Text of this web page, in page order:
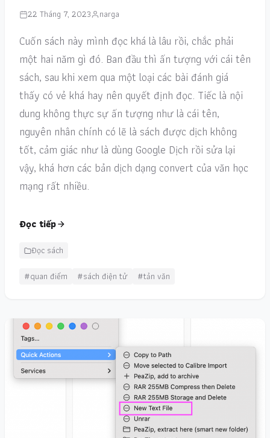
22 Tháng 7, 2023 narga
Cuốn sách này mình đọc khá là lâu rồi, chắc phải
một hai năm gì đó. Ban đầu thì ấn tượng với cái tên
sách, sau khi xem qua một loại các bài đánh giá
thấy có vẻ khá hay nên quyết định đọc. Tiếc là nội
dung không thực sự ấn tượng như là cái tên,
nguyên nhân chính có lẽ là sách được dịch không
tốt, cảm giác như là dùng Google Dịch rồi sửa lại
vậy, khá hơn các bản dịch dạng convert của văn học
mạng rất nhiều.
Đọc tiếp
Đọc sách
#quan điểm
#sách điện tử #tản văn